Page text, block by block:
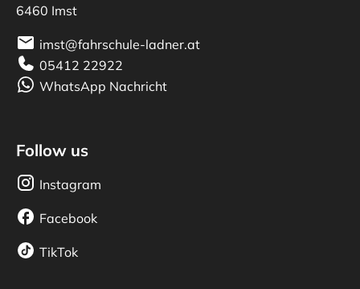
6460 Imst
imst@fahrschule-ladner.at
05412 22922
WhatsApp Nachricht
Follow us
Instagram
Facebook
TikTok